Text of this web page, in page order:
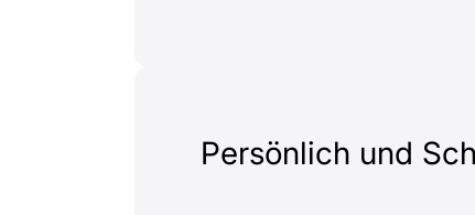
Persönlich und